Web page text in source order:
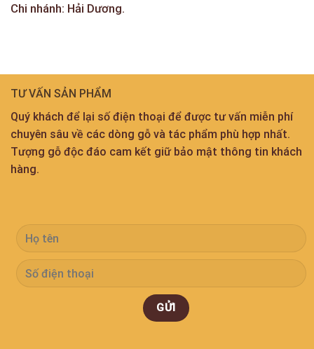
Chi nhánh: Hải Dương.
TƯ VẤN SẢN PHẨM
Quý khách để lại số điện thoại để được tư vấn miễn phí
chuyên sâu về các dòng gỗ và tác phẩm phù hợp nhất.
Tượng gỗ độc đáo cam kết giữ bảo mật thông tin khách
hàng.